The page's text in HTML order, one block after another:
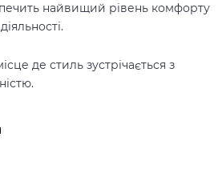
найвищий рівень комфорту
де стиль зустрічається з